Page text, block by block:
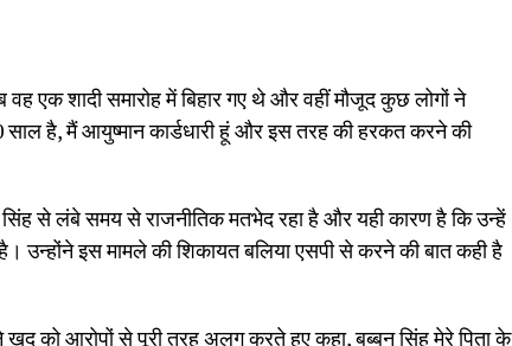
वह एक शादी समारोह में बिहार गए थे और वहीं मौजूद कुछ लोगों ने
साल है, मैं आयुष्मान कार्डधारी हूं और इस तरह की हरकत करने की
से लंबे समय से राजनीतिक मतभेद रहा है और यही कारण है कि उन्हें
उन्होंने इस मामले की शिकायत बलिया एसपी से करने की बात कही है
को आरोपों से पूरी तरह अलग करते हुए कहा, बब्बन सिंह मेरे पिता के